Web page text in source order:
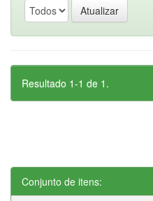
Resultado 1-1 de 1.
Conjunto de itens: